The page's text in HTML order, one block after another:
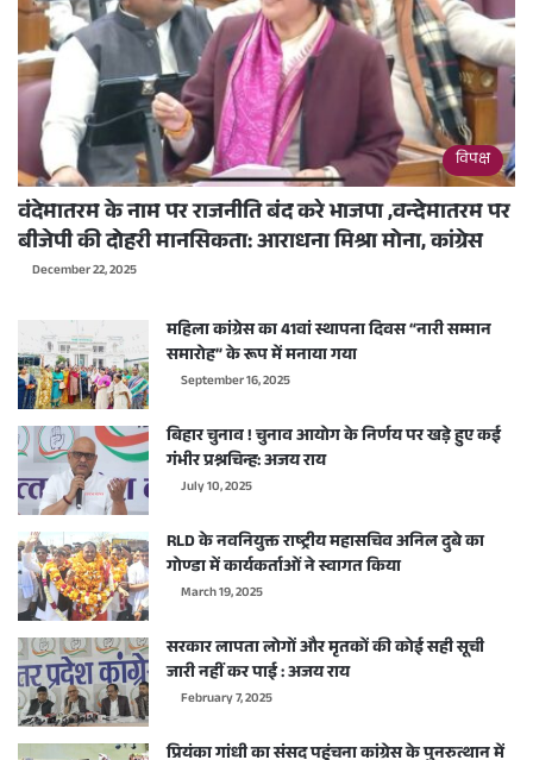
विपक्ष
वंदेमातरम के नाम पर राजनीति बंद करे भाजपा ,वन्देमातरम पर
बीजेपी की दोहरी मानसिकता: आराधना मिश्रा मोना, कांग्रेस
December 22, 2025
महिला कांग्रेस का 41वां स्थापना दिवस “नारी सम्मान
समारोह” के रूप में मनाया गया
September 16, 2025
बिहार चुनाव ! चुनाव आयोग के निर्णय पर खड़े हुए कई
गंभीर प्रश्नचिन्ह: अजय राय
July 10, 2025
RLD के नवनियुक्त राष्ट्रीय महासचिव अनिल दुबे का
गोण्डा में कार्यकर्ताओं ने स्वागत किया
March 19, 2025
सरकार लापता लोगों और मृतकों की कोई सही सूची
जारी नहीं कर पाई : अजय राय
February 7, 2025